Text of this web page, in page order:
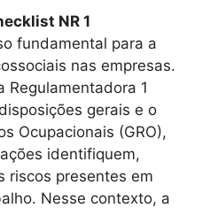
NR 1
fundamental para a
nas empresas.
Regulamentadora 1
gerais e o
Ocupacionais (GRO),
identifiquem,
riscos presentes em
Nesse contexto, a